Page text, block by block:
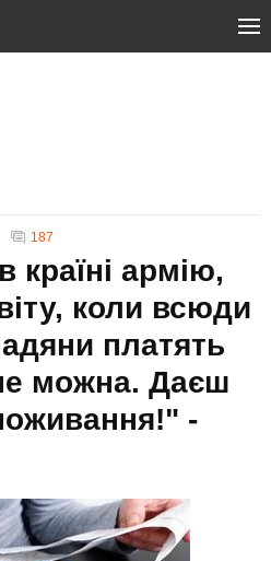
187
країні армію,
коли всюди
платять
можна. Даєш
-